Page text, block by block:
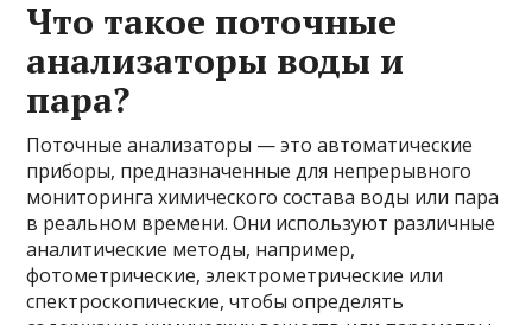
Что такое поточные
анализаторы воды и
пара?
Поточные анализаторы — это автоматические
приборы, предназначенные для непрерывного
мониторинга химического состава воды или пара
в реальном времени. Они используют различные
аналитические методы, например,
фотометрические, электрометрические или
спектроскопические, чтобы определять